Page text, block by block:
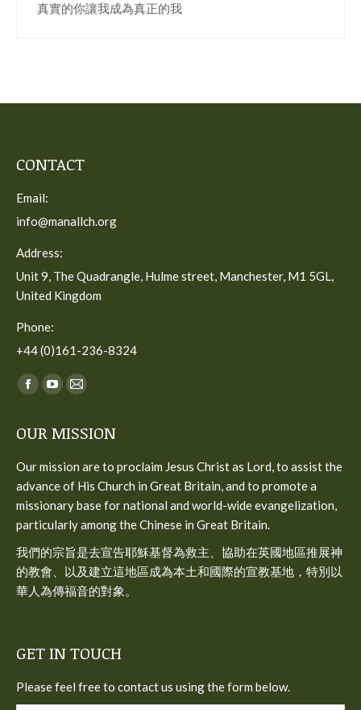
真實的你讓我成為真正的我
CONTACT
Email:
info@manallch.org
Address:
Unit 9, The Quadrangle, Hulme street, Manchester, M1 5GL,
United Kingdom
Phone:
+44 (0)161-236-8324
Find us on:
Facebook
opens
window
YouTube
opens
window
Mail
opens
window
OUR MISSION
Our mission are to proclaim Jesus Christ as Lord, to assist the
advance of His Church in Great Britain, and to promote a
missionary base for national and world-wide evangelization,
particularly among the Chinese in Great Britain.
我們的宗旨是去宣告耶穌基督為救主、協助在英國地區推展神
的教會、以及建立這地區成為本土和國際的宣教基地，特別以
華人為傳福音的對象。
GET IN TOUCH
Please feel free to contact us using the form below.